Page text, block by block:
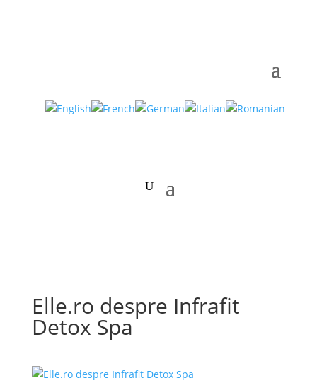
Elle.ro despre Infrafit
Detox Spa